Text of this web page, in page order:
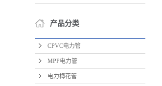
产品分类
CPVC电力管
MPP电力管
电力梅花管